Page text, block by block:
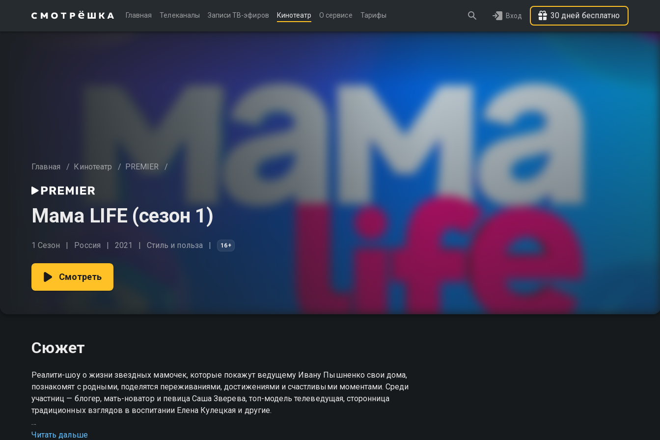
Главная Телеканалы Записи ТВ-эфиров Кинотеатр О сервисе Тарифы Вход 30 дней бесплатно
Главная / Кинотеатр / PREMIER /
Мама LIFE (сезон 1)
1 Сезон Россия 2021 Стиль и польза 16+
Смотреть
Сюжет
Реалити-шоу о жизни звездных мамочек, которые покажут ведущему Ивану Пышненко свои дома,
познакомят с родными, поделятся переживаниями, достижениями и счастливыми моментами. Среди
участниц — блогер, мать-новатор и певица Саша Зверева, топ-модель телеведущая, сторонница
традиционных взглядов в воспитании Елена Кулецкая и другие.
Посмотреть онлайн 1 сезон сериала Мама LIFE вы можете совершенно бесплатно в хорошем HD
Читать дальше